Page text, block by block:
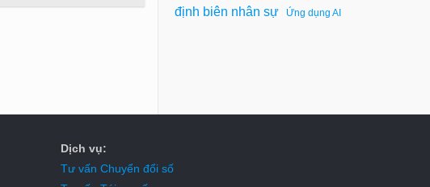
định biên nhân sự Ứng dụng AI
Dịch vụ:
Tư vấn Chuyển đổi số